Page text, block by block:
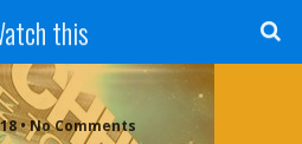
this
• No Comments